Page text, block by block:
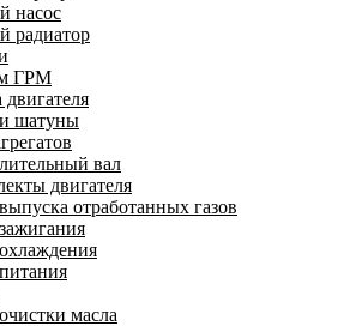
насос
радиатор
ГРМ
шатуны
вал
двигателя
отработанных газов
масла